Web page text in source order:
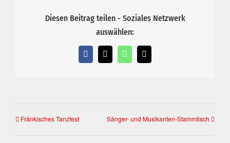
Diesen Beitrag teilen - Soziales Netzwerk
auswählen:
Facebook
X WhatsApp
E-
Mail
Fränkisches Tanzfest Sänger- und Musikanten-Stammtisch